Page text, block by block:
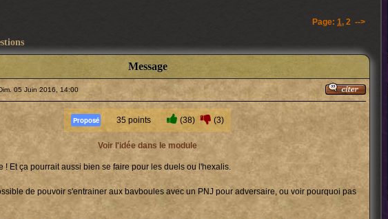
Page: 1, 2 -->
Message
05 Juin 2016, 14:00
Proposé 35 points (38) (3)
Voir l'idée dans le module
! Et ça pourrait aussi bien se faire pour les duels ou l'hexalis.
de pouvoir s'entrainer aux bavboules avec un PNJ pour adversaire, ou voir pourquoi pas